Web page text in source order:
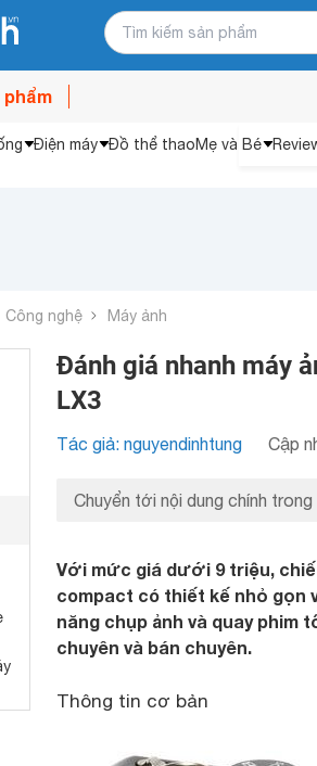
phẩm
Điện máy Đồ thể thaoMẹ và Bé
Công nghệ Máy ảnh
Đánh giá nhanh máy
LX3
Tác giả: nguyendinhtung Cập
Chuyển tới nội dung chính trong
Với mức giá dưới 9 triệu,
compact có thiết kế nhỏ gọn
năng chụp ảnh và quay phim
chuyên và bán chuyên.
Thông tin cơ bản